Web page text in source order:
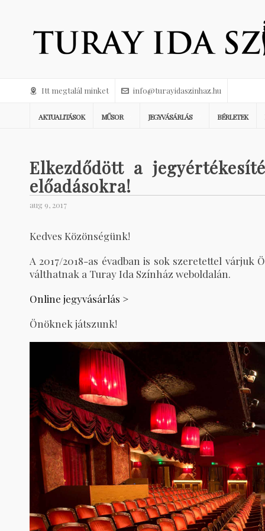
Itt megtalál minket info@turayidaszinhaz.hu
AKTUALITÁSOK MŰSOR JEGYVÁSÁRLÁS BÉRLETEK
Elkezdődött a
előadásokra!
aug 9, 2017
Kedves Közönségünk!
A 2017/2018-as évadban is sok szeretettel várjuk
válthatnak a Turay Ida Színház weboldalán.
Online jegyvásárlás >
Önöknek játszunk!